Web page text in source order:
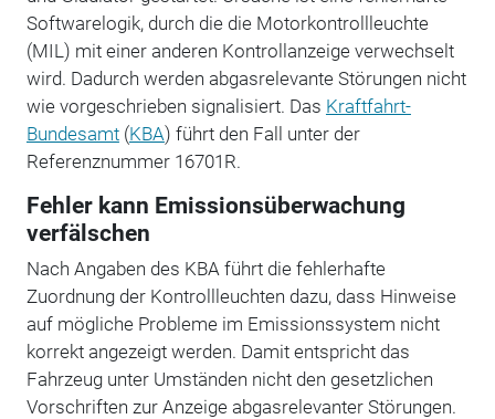
Softwarelogik, durch die die Motorkontrollleuchte
(MIL) mit einer anderen Kontrollanzeige verwechselt
wird. Dadurch werden abgasrelevante Störungen nicht
wie vorgeschrieben signalisiert. Das Kraftfahrt-
Bundesamt(KBA) führt den Fall unter der
Referenznummer 16701R.
Fehler kann Emissionsüberwachung
verfälschen
Nach Angaben des KBA führt die fehlerhafte
Zuordnung der Kontrollleuchten dazu, dass Hinweise
auf mögliche Probleme im Emissionssystem nicht
korrekt angezeigt werden. Damit entspricht das
Fahrzeug unter Umständen nicht den gesetzlichen
Vorschriften zur Anzeige abgasrelevanter Störungen.